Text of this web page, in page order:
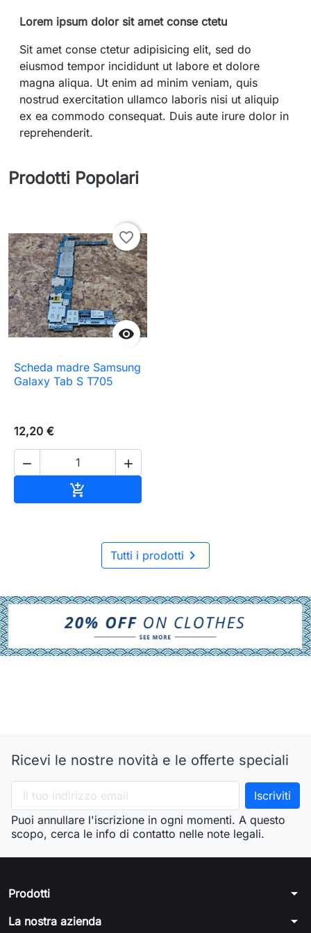
Lorem ipsum dolor sit amet conse ctetu
Sit amet conse ctetur adipisicing elit, sed do
eiusmod tempor incididunt ut labore et dolore
magna aliqua. Ut enim ad minim veniam, quis
nostrud exercitation ullamco laboris nisi ut aliquip
ex ea commodo consequat. Duis aute irure dolor in
reprehenderit.
Prodotti Popolari

favorite_border
Scheda madre Samsung
Galaxy Tab S T705
12,20 €
 

Tutti i prodotti 
Ricevi le nostre novità e le offerte speciali
Puoi annullare l'iscrizione in ogni momenti. A questo
scopo, cerca le info di contatto nelle note legali.
Prodotti arrow_drop_down
La nostra azienda arrow_drop_down